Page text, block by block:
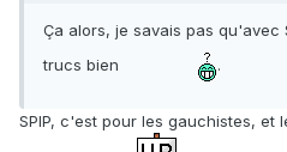
Ça alors, je savais pas qu'avec
trucs bien
.
SPIP, c'est pour les gauchistes, et